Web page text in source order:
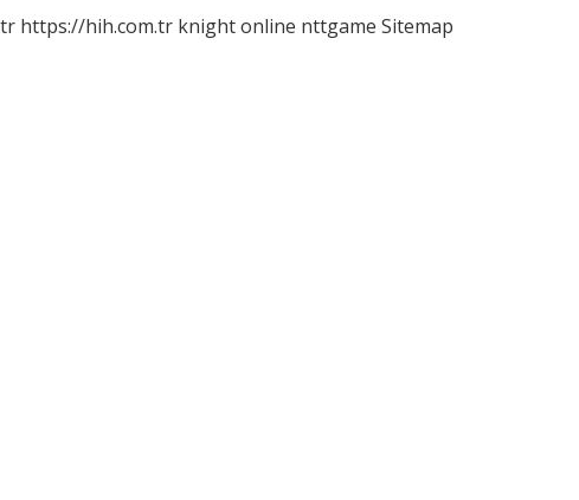
https://hih.com.tr knight online nttgame Sitemap